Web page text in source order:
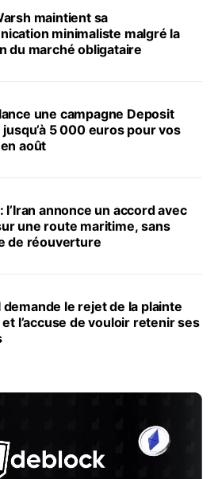
maintient sa
minimaliste malgré la
du marché obligataire
une campagne Deposit
jusqu’à 5 000 euros pour vos
août
l’Iran annonce un accord avec
une route maritime, sans
de réouverture
demande le rejet de la plainte
et l’accuse de vouloir retenir ses